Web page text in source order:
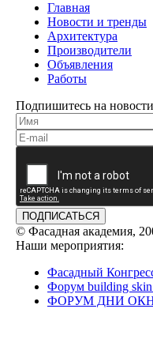
Главная
Новости и тренды
Архитектура
Производители
Объявления
Работы
Подпишитесь на
ПОДПИСАТЬСЯ
© Фасадная академия,
Наши мероприятия:
Фасадный
Форум building skin
ФОРУМ ДНИ